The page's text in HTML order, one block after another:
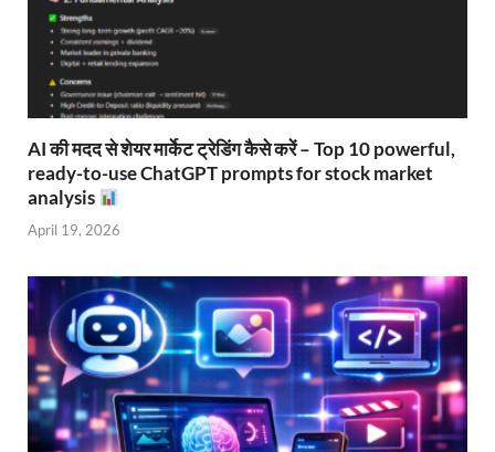
AI की मदद से शेयर मार्केट ट्रेडिंग कैसे करें – Top 10 powerful,
ready-to-use ChatGPT prompts for stock market
analysis
April 19, 2026